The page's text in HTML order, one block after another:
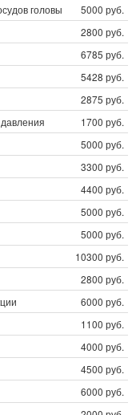
головы
5000 руб.
2800 руб.
6785 руб.
5428 руб.
2875 руб.
1700 руб.
5000 руб.
3300 руб.
4400 руб.
5000 руб.
5000 руб.
10300 руб.
2800 руб.
6000 руб.
1100 руб.
4000 руб.
4500 руб.
6000 руб.